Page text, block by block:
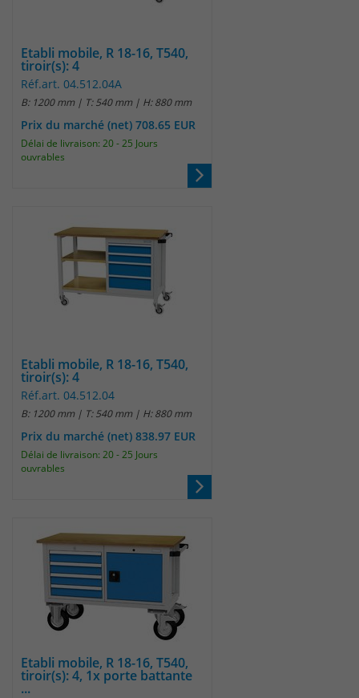
Etabli mobile, R 18-16, T540,
tiroir(s): 4
Réf.art. 04.512.04A
B: 1200 mm | T: 540 mm | H: 880 mm
Prix du marché (net) 708.65 EUR
Délai de livraison: 20 - 25 Jours
ouvrables
Etabli mobile, R 18-16, T540,
tiroir(s): 4
Réf.art. 04.512.04
B: 1200 mm | T: 540 mm | H: 880 mm
Prix du marché (net) 838.97 EUR
Délai de livraison: 20 - 25 Jours
ouvrables
Etabli mobile, R 18-16, T540,
tiroir(s): 4, 1x porte battante
...